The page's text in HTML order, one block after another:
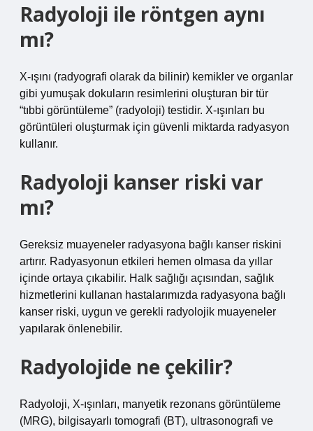
Radyoloji ile röntgen aynı
mı?
X-ışını (radyografi olarak da bilinir) kemikler ve organlar
gibi yumuşak dokuların resimlerini oluşturan bir tür
“tıbbi görüntüleme” (radyoloji) testidir. X-ışınları bu
görüntüleri oluşturmak için güvenli miktarda radyasyon
kullanır.
Radyoloji kanser riski var
mı?
Gereksiz muayeneler radyasyona bağlı kanser riskini
artırır. Radyasyonun etkileri hemen olmasa da yıllar
içinde ortaya çıkabilir. Halk sağlığı açısından, sağlık
hizmetlerini kullanan hastalarımızda radyasyona bağlı
kanser riski, uygun ve gerekli radyolojik muayeneler
yapılarak önlenebilir.
Radyolojide ne çekilir?
Radyoloji, X-ışınları, manyetik rezonans görüntüleme
(MRG), bilgisayarlı tomografi (BT), ultrasonografi ve